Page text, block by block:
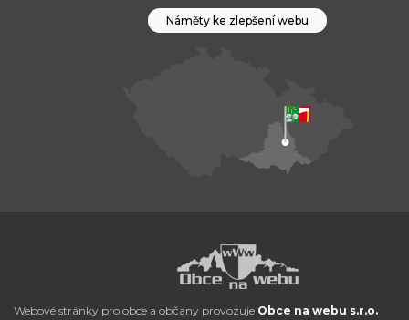
Náměty ke zlepšení webu
Webové stránky pro obce a občany provozuje Obce na webu s.r.o.